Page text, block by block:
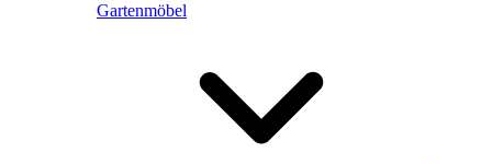
Gartenmöbel